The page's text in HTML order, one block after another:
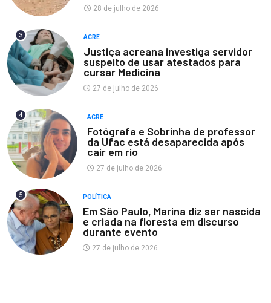
28 de julho de 2026
3 ACRE
Justiça acreana investiga servidor
suspeito de usar atestados para
cursar Medicina
27 de julho de 2026
4 ACRE
Fotógrafa e Sobrinha de professor
da Ufac está desaparecida após
cair em rio
27 de julho de 2026
5 POLÍTICA
Em São Paulo, Marina diz ser nascida
e criada na floresta em discurso
durante evento
27 de julho de 2026